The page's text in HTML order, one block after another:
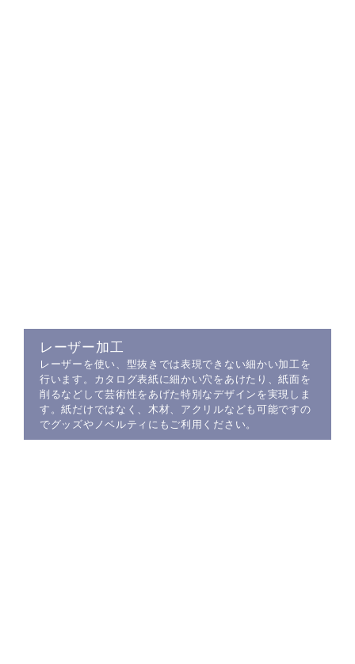
レーザー加工
レーザーを使い、型抜きでは表現できない細かい加工を
行います。カタログ表紙に細かい穴をあけたり、紙面を
削るなどして芸術性をあげた特別なデザインを実現しま
す。紙だけではなく、木材、アクリルなども可能ですの
でグッズやノベルティにもご利用ください。